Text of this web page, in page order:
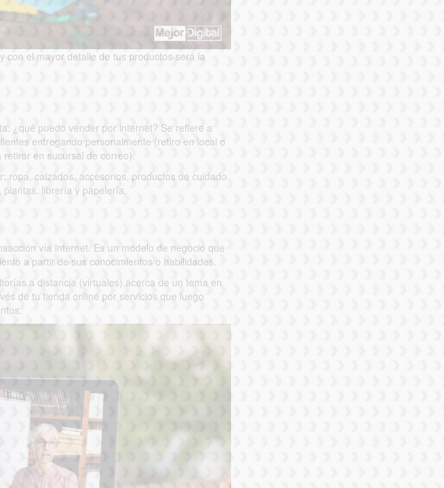
con el mayor detalle de tus productos será la
¿qué puedo vender por internet? Se refiere a
entregando personalmente (retiro en local o
en sucursal de correo).
ropa, calzados, accesorios, productos de cuidado
librería y papelería.
vía internet. Es un modelo de negocio que
a partir de sus conocimientos o habilidades.
a distancia (virtuales) acerca de un tema en
de tu tienda online por servicios que luego